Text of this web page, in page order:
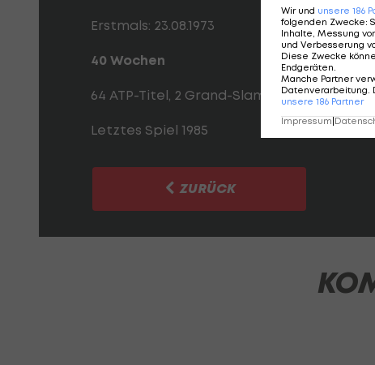
Erstmals: 23.08.1973
40 Wochen
64 ATP-Titel, 2 Grand-Slam-Titel
Letztes Spiel 1985
ZURÜCK
Wir und unsere 186
folgenden Zwecke:
Inhalte, Messung
und Verbesserung
Diese Zwecke
Endgeräten.
Manche Partner
Datenverarbeitung.
unsere 186 Partner
Impressum